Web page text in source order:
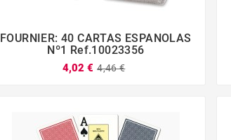
   
FOURNIER: 40 CARTAS ESPANOLAS
Nº1 Ref.10023356
4,02 € 4,46 €